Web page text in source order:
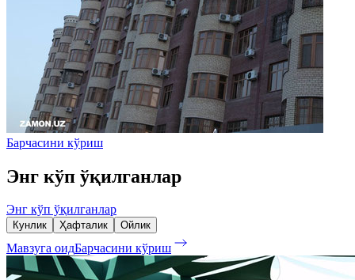
Барчасини кўриш
Энг кўп ўқилганлар
Энг кўп ўқилганлар
Кунлик Ҳафталик Ойлик
Мавзуга оидБарчасини кўриш